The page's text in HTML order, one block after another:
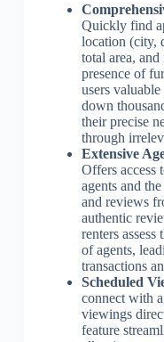
Quickly find
location (city,
total area,
presence of
users
down
their precise
through
Extensive
Offers access
agents and
and reviews
authentic
renters
of agents,
transactions
Scheduled
connect with
viewings
feature